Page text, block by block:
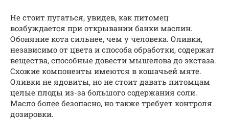
Не стоит пугаться, увидев, как питомец
возбуждается при открывании банки маслин.
Обоняние кота сильнее, чем у человека. Оливки,
независимо от цвета и способа обработки, содержат
вещества, способные довести мышелова до экстаза.
Схожие компоненты имеются в кошачьей мяте.
Оливки не ядовиты, но не стоит давать питомцам
целые плоды из-за большого содержания соли.
Масло более безопасно, но также требует контроля
дозировки.